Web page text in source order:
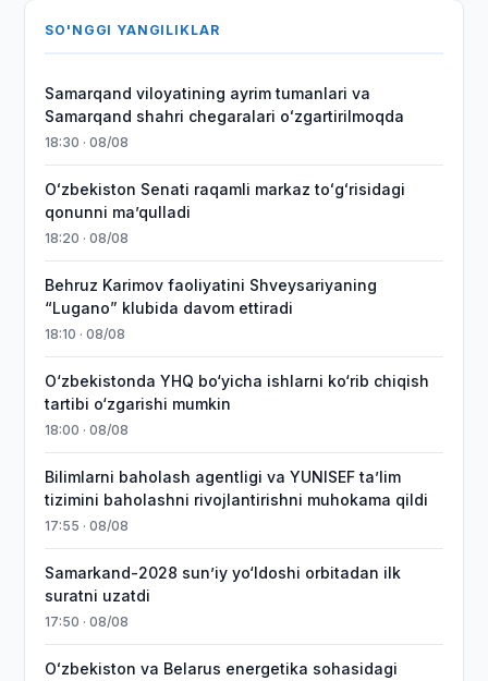
SO'NGGI YANGILIKLAR
Samarqand viloyatining ayrim tumanlari va
Samarqand shahri chegaralari oʻzgartirilmoqda
18:30 · 08/08
Oʻzbekiston Senati raqamli markaz toʻgʻrisidagi
qonunni maʼqulladi
18:20 · 08/08
Behruz Karimov faoliyatini Shveysariyaning
“Lugano” klubida davom ettiradi
18:10 · 08/08
O‘zbekistonda YHQ bo‘yicha ishlarni ko‘rib chiqish
tartibi o‘zgarishi mumkin
18:00 · 08/08
Bilimlarni baholash agentligi va YUNISEF taʼlim
tizimini baholashni rivojlantirishni muhokama qildi
17:55 · 08/08
Samarkand-2028 sunʼiy yo‘ldoshi orbitadan ilk
suratni uzatdi
17:50 · 08/08
Oʻzbekiston va Belarus energetika sohasidagi